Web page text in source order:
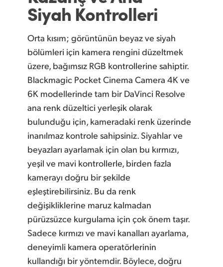
Siyah Kontrolleri
Orta kısım; görüntünün beyaz ve siyah
bölümleri için kamera rengini düzeltmek
üzere, bağımsız RGB kontrollerine sahiptir.
Blackmagic Pocket Cinema Camera 4K ve
6K modellerinde tam bir DaVinci Resolve
ana renk düzeltici yerleşik olarak
bulunduğu için, kameradaki renk üzerinde
inanılmaz kontrole sahipsiniz. Siyahlar ve
beyazları ayarlamak için olan bu kırmızı,
yeşil ve mavi kontrollerle, birden fazla
kamerayı doğru bir şekilde
eşleştirebilirsiniz. Bu da renk
değişikliklerine maruz kalmadan
pürüzsüzce kurgulama için çok önem taşır.
Sadece kırmızı ve mavi kanalları ayarlama,
deneyimli kamera operatörlerinin
kullandığı bir yöntemdir. Böylece, doğru